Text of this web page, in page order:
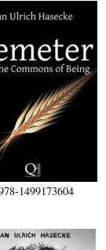
1499173604